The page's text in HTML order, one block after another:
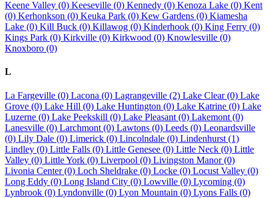
Keene Valley (0) Keeseville (0) Kennedy (0) Kenoza Lake (0) Kent
(0) Kerhonkson (0) Keuka Park (0) Kew Gardens (0) Kiamesha
Lake (0) Kill Buck (0) Killawog (0) Kinderhook (0) King Ferry (0)
Kings Park (0) Kirkville (0) Kirkwood (0) Knowlesville (0)
Knoxboro (0)
L
La Fargeville (0) Lacona (0) Lagrangeville (2) Lake Clear (0) Lake
Grove (0) Lake Hill (0) Lake Huntington (0) Lake Katrine (0) Lake
Luzerne (0) Lake Peekskill (0) Lake Pleasant (0) Lakemont (0)
Lanesville (0) Larchmont (0) Lawtons (0) Leeds (0) Leonardsville
(0) Lily Dale (0) Limerick (0) Lincolndale (0) Lindenhurst (1)
Lindley (0) Little Falls (0) Little Genesee (0) Little Neck (0) Little
Valley (0) Little York (0) Liverpool (0) Livingston Manor (0)
Livonia Center (0) Loch Sheldrake (0) Locke (0) Locust Valley (0)
Long Eddy (0) Long Island City (0) Lowville (0) Lycoming (0)
Lynbrook (0) Lyndonville (0) Lyon Mountain (0) Lyons Falls (0)